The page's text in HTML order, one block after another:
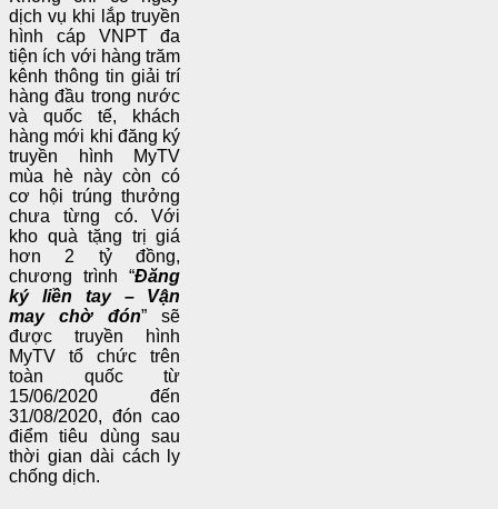
dịch vụ khi lắp truyền
hình cáp VNPT đa
tiện ích với hàng trăm
kênh thông tin giải trí
hàng đầu trong nước
và quốc tế, khách
hàng mới khi đăng ký
truyền hình MyTV
mùa hè này còn có
cơ hội trúng thưởng
chưa từng có. Với
kho quà tặng trị giá
hơn 2 tỷ đồng,
chương trình “Đăng
ký liền tay – Vận
may chờ đón” sẽ
được truyền hình
MyTV tổ chức trên
toàn quốc từ
15/06/2020 đến
31/08/2020, đón cao
điểm tiêu dùng sau
thời gian dài cách ly
chống dịch.